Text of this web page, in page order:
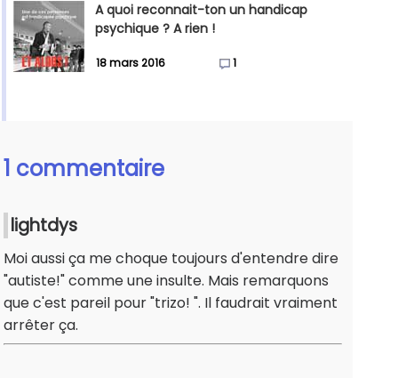
A quoi reconnait-ton un handicap
psychique ? A rien !
18 mars 2016 1
1 commentaire
lightdys
Moi aussi ça me choque toujours d'entendre dire
"autiste!" comme une insulte. Mais remarquons
que c'est pareil pour "trizo! ". Il faudrait vraiment
arrêter ça.